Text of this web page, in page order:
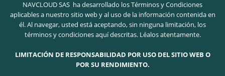
NAVCLOUD SAS ha desarrollado los Términos y Condiciones
aplicables a nuestro sitio web y al uso de la información contenida en
él. Al navegar, usted está aceptando, sin ninguna limitación, los
términos y condiciones aquí descritas. Léalos atentamente.
LIMITACIÓN DE RESPONSABILIDAD POR USO DEL SITIO WEB O
POR SU RENDIMIENTO.